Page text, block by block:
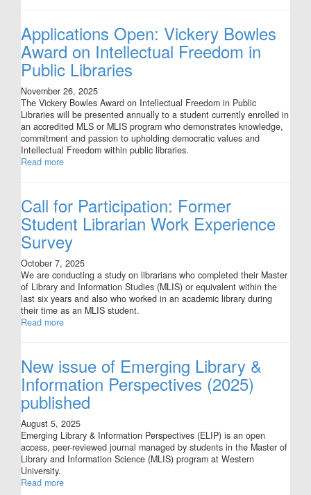
Applications Open: Vickery Bowles
Award on Intellectual Freedom in
Public Libraries
November 26, 2025
The Vickery Bowles Award on Intellectual Freedom in Public
Libraries will be presented annually to a student currently enrolled in
an accredited MLS or MLIS program who demonstrates knowledge,
commitment and passion to upholding democratic values and
Intellectual Freedom within public libraries.
Read more
Call for Participation: Former
Student Librarian Work Experience
Survey
October 7, 2025
We are conducting a study on librarians who completed their Master
of Library and Information Studies (MLIS) or equivalent within the
last six years and also who worked in an academic library during
their time as an MLIS student.
Read more
New issue of Emerging Library &
Information Perspectives (2025)
published
August 5, 2025
Emerging Library & Information Perspectives (ELIP) is an open
access, peer-reviewed journal managed by students in the Master of
Library and Information Science (MLIS) program at Western
University.
Read more